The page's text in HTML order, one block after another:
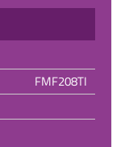
FMF208TI